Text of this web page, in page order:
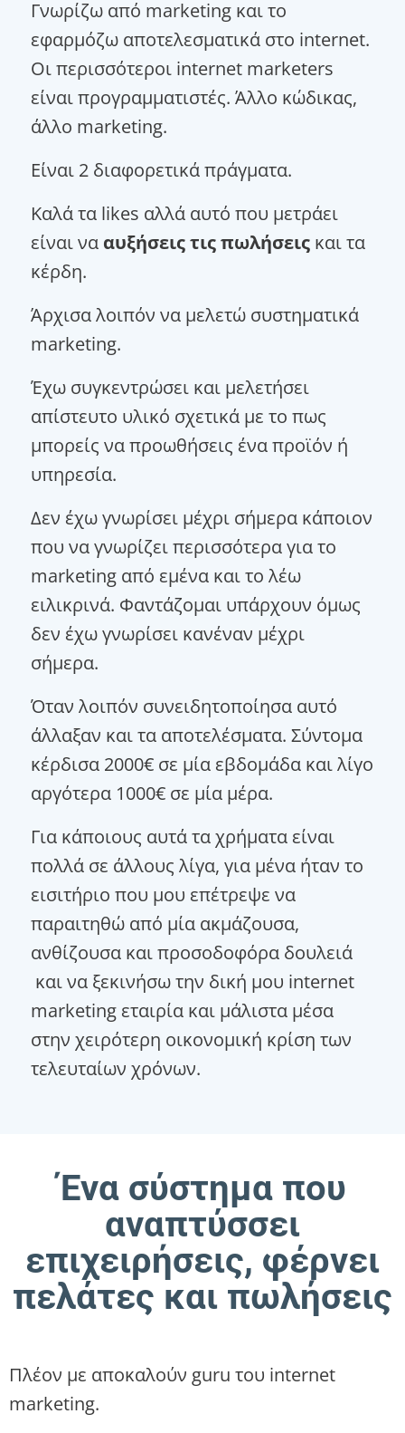
Γνωρίζω από marketing και το
εφαρμόζω αποτελεσματικά στο internet.
Οι περισσότεροι internet marketers
είναι προγραμματιστές. Άλλο κώδικας,
άλλο marketing.
Είναι 2 διαφορετικά πράγματα.
Καλά τα likes αλλά αυτό που μετράει
είναι να αυξήσεις τις πωλήσεις και τα
κέρδη.
Άρχισα λοιπόν να μελετώ συστηματικά
marketing.
Έχω συγκεντρώσει και μελετήσει
απίστευτο υλικό σχετικά με το πως
μπορείς να προωθήσεις ένα προϊόν ή
υπηρεσία.
Δεν έχω γνωρίσει μέχρι σήμερα κάποιον
που να γνωρίζει περισσότερα για το
marketing από εμένα και το λέω
ειλικρινά. Φαντάζομαι υπάρχουν όμως
δεν έχω γνωρίσει κανέναν μέχρι
σήμερα.
Όταν λοιπόν συνειδητοποίησα αυτό
άλλαξαν και τα αποτελέσματα. Σύντομα
κέρδισα 2000€ σε μία εβδομάδα και λίγο
αργότερα 1000€ σε μία μέρα.
Για κάποιους αυτά τα χρήματα είναι
πολλά σε άλλους λίγα, για μένα ήταν το
εισιτήριο που μου επέτρεψε να
παραιτηθώ από μία ακμάζουσα,
ανθίζουσα και προσοδοφόρα δουλειά
και να ξεκινήσω την δική μου internet
marketing εταιρία και μάλιστα μέσα
στην χειρότερη οικονομική κρίση των
τελευταίων χρόνων.
Ένα σύστημα που
αναπτύσσει
επιχειρήσεις, φέρνει
πελάτες και πωλήσεις
Πλέον με αποκαλούν guru του internet
marketing.